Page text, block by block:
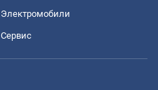
Электромобили
Сервис